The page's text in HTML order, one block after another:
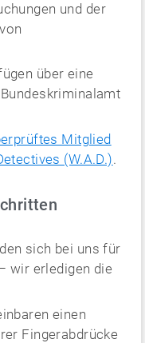
und der
über eine
Mitglied
(W.A.D.).
sich bei uns für
wir erledigen die
einen
Fingerabdrücke